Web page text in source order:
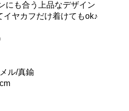
にも合う上品なデザイン
ヤカフだけ着けてもok♪
ル/真鍮